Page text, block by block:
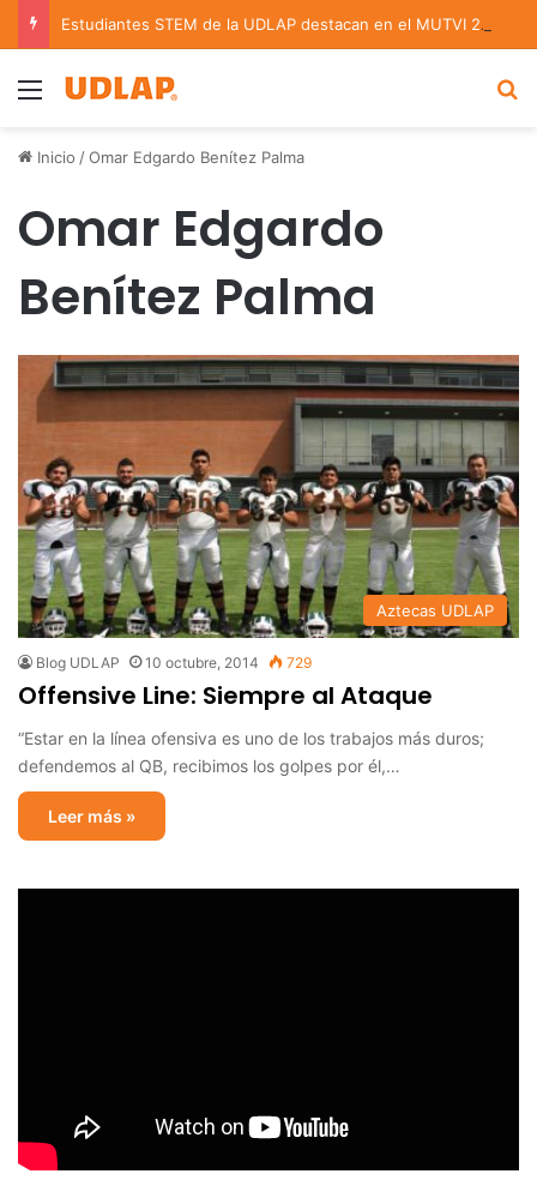
Estudiantes STEM de la UDLAP destacan en el MUTVI 2026
Menu
Inicio /Omar Edgardo Benítez Palma
Omar Edgardo
Benítez Palma
Aztecas UDLAP
Blog UDLAP 10 octubre, 2014 729
Offensive Line: Siempre al Ataque
“Estar en la línea ofensiva es uno de los trabajos más duros;
defendemos al QB, recibimos los golpes por él,…
Leer más »